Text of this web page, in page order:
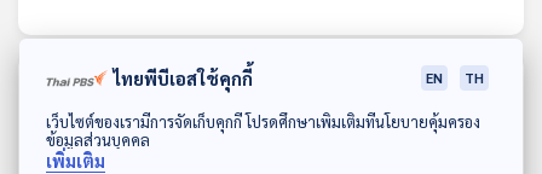
ดาวน์โหลด Thai PBS Podcast Application
ตอนที่เกี่ยวข้องไทยพีบีเอสใช้คุกกี้ EN TH
เว็บไซต์ของเรามีการจัดเก็บคุกกี้ โปรดศึกษาเพิ่มเติมที่นโยบายคุ้มครอง
ข้อมูลส่วนบุคคล
เพิ่มเติม